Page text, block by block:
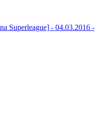
Superleague] - 04.03.2016 -